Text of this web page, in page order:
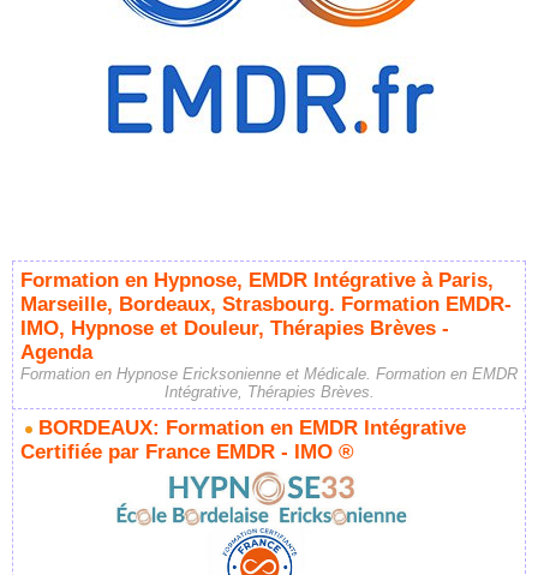
Formation en Hypnose, EMDR Intégrative à Paris,
Marseille, Bordeaux, Strasbourg. Formation EMDR-
IMO, Hypnose et Douleur, Thérapies Brèves -
Agenda
Formation en Hypnose Ericksonienne et Médicale. Formation en EMDR
Intégrative, Thérapies Brèves.
BORDEAUX: Formation en EMDR Intégrative
Certifiée par France EMDR - IMO ®